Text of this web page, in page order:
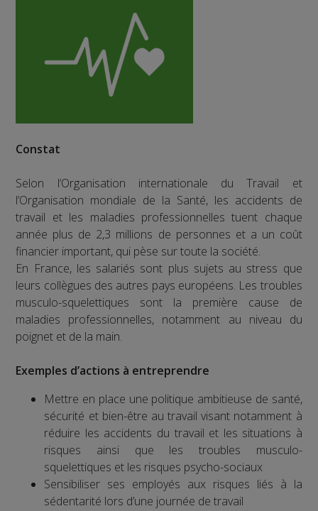
Constat
Selon l’Organisation internationale du Travail et
l’Organisation mondiale de la Santé, les accidents de
travail et les maladies professionnelles tuent chaque
année plus de 2,3 millions de personnes et a un coût
financier important, qui pèse sur toute la société.
En France, les salariés sont plus sujets au stress que
leurs collègues des autres pays européens. Les troubles
musculo-squelettiques sont la première cause de
maladies professionnelles, notamment au niveau du
poignet et de la main.
Exemples d’actions à entreprendre
Mettre en place une politique ambitieuse de santé,
sécurité et bien-être au travail visant notamment à
réduire les accidents du travail et les situations à
risques ainsi que les troubles musculo-
squelettiques et les risques psycho-sociaux
Sensibiliser ses employés aux risques liés à la
sédentarité lors d’une journée de travail